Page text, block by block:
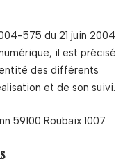
575 du 21 juin 2004
il est précisé
des différents
et de son suivi.
59100 Roubaix 1007